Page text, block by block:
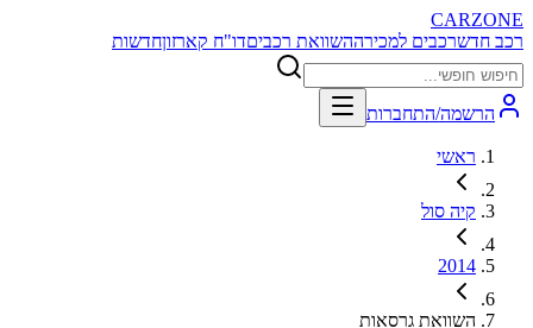
CARZONE
רכב חדשרכבים למכירההשוואת רכביםדו"ח קארזוןחדשות
הרשמה/התחברות
ראשי
קיה סול
2014
השוואת גרסאות